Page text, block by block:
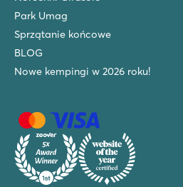
Park Umag
Sprzątanie końcowe
BLOG
Nowe kempingi w 2026 roku!